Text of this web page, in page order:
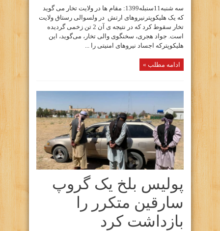
سه شنبه11سنبله1399: مقام ها در ولایت تخار می گوید
که یک هلیکوپترنیروهای ارتش در ولسوالی رستاق ولایت
تخار سقوط کرد که در نتیجه ی آن 2 تن زخمی گردیده
است. جواد هجری، سخنگوی والی تخار، می‌گوید، این
هلیکوپترکه اجساد نیروهای امنیتی را ...
ادامه مطلب »
پولیس بلخ یک گروپ
سارقین متکرر را
بازداشت کرد